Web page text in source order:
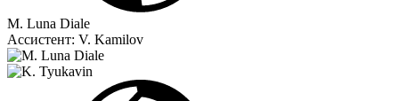
M. Luna Diale
Ассистент: V. Kamilov